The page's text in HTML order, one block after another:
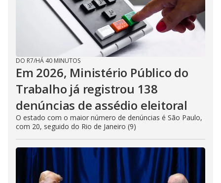
DO R7/HÁ 40 MINUTOS
Em 2026, Ministério Público do
Trabalho já registrou 138
denúncias de assédio eleitoral
O estado com o maior número de denúncias é São Paulo,
com 20, seguido do Rio de Janeiro (9)